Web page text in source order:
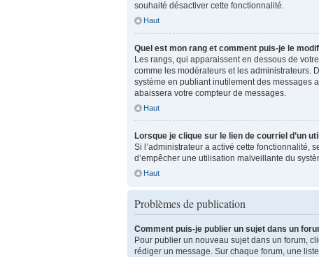
souhaité désactiver cette fonctionnalité.
Haut
Quel est mon rang et comment puis-je le
Les rangs, qui apparaissent en dessous de
comme les modérateurs et les administrateurs.
système en publiant inutilement des messages
abaissera votre compteur de messages.
Haut
Lorsque je clique sur le lien de courriel d’un
Si l’administrateur a activé cette fonctionnalité,
d’empêcher une utilisation malveillante du
Haut
Problèmes de publication
Comment puis-je publier un sujet dans un
Pour publier un nouveau sujet dans un forum,
rédiger un message. Sur chaque forum, une